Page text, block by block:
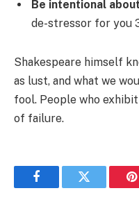
Be intentional
de-stressor for you
Shakespeare himself
as lust, and what we
fool. People who
of failure.
FacebookTwitter